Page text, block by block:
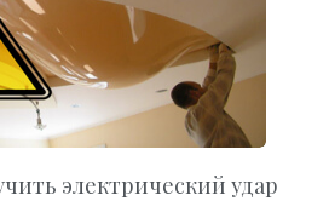
электрический удар